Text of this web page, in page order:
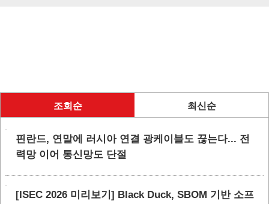
조회순 최신순
핀란드, 연말에 러시아 연결 광케이블도 끊는다... 전
력망 이어 통신망도 단절
[ISEC 2026 미리보기] Black Duck, SBOM 기반 소프